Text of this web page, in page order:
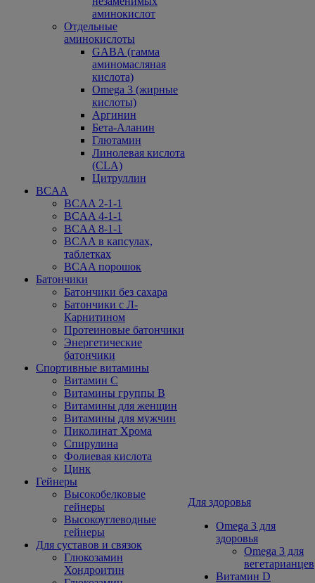
аминокислот
Отдельные
аминокислоты
GABA (гамма
аминомасляная
кислота)
Omega 3 (жирные
кислоты)
Аргинин
Бета-Аланин
Глютамин
Линолевая кислота
(CLA)
Цитруллин
BCAA
BCAA 2-1-1
BCAA 4-1-1
BCAA 8-1-1
BCAA в капсулах,
таблетках
BCAA порошок
Батончики
Батончики без сахара
Батончики с Л-
Карнитином
Протеиновые батончики
Энергетические
батончики
Спортивные витамины
Витамин С
Витамины группы В
Витамины для женщин
Витамины для мужчин
Пиколинат Хрома
Спирулина
Фолиевая кислота
Цинк
Гейнеры
Высокобелковые
гейнеры
Высокоуглеводные
гейнеры
Для суставов и связок
Глюкозамин
Хондроитин
Для здоровья
Omega 3 для
здоровья
Omega 3 для
вегетарианцев
Витамин D